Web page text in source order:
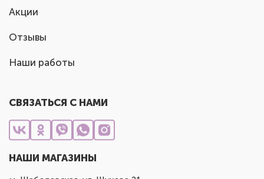
Акции
Отзывы
Наши работы
СВЯЗАТЬСЯ С НАМИ
НАШИ МАГАЗИНЫ